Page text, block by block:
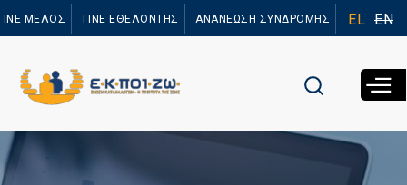
προς το
ΜΕΛΟΣ ΓΙΝΕ ΕΘΕΛΟΝΤΗΣ ΑΝΑΝΕΩΣΗ ΣΥΝΔΡΟΜΗΣ EL EN